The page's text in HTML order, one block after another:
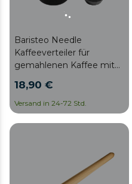
Baristeo Needle
Kaffeeverteiler für
gemahlenen Kaffee mit
18,90 €
Versand in 24-72 Std.